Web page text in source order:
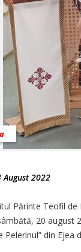
August 2022
Părinte Teofil de
20 august
Pelerinul” din Ejea